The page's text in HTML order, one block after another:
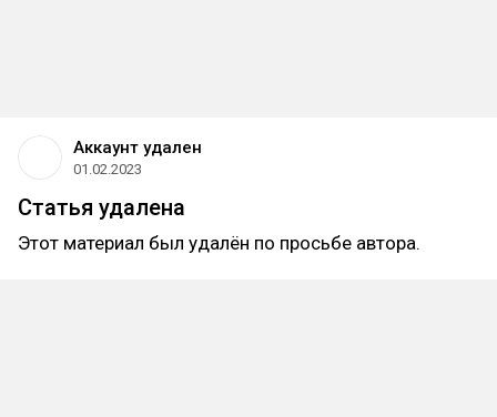
Аккаунт удален
01.02.2023
Статья удалена
Этот материал был удалён по просьбе автора.